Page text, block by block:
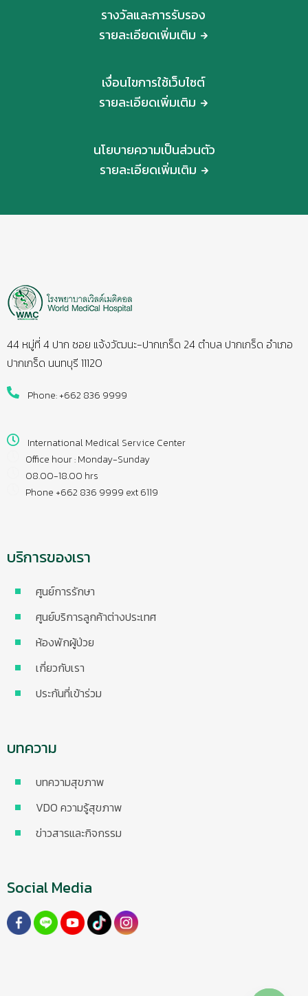
รางวัลและการรับรอง
รายละเอียดเพิ่มเติม
เงื่อนไขการใช้เว็บไซต์
รายละเอียดเพิ่มเติม
นโยบายความเป็นส่วนตัว
รายละเอียดเพิ่มเติม
44 หมู่ที่ 4 ปาก ซอย แจ้งวัฒนะ-ปากเกร็ด 24 ตำบล ปากเกร็ด อำเภอ
ปากเกร็ด นนทบุรี 11120
Phone: +662 836 9999
International Medical Service Center
Office hour : Monday-Sunday
08.00-18.00 hrs
Phone +662 836 9999 ext 6119
บริการของเรา
ศูนย์การรักษา
ศูนย์บริการลูกค้าต่างประเทศ
ห้องพักผู้ป่วย
เกี่ยวกับเรา
ประกันที่เข้าร่วม
บทความ
บทความสุขภาพ
VDO ความรู้สุขภาพ
ข่าวสารและกิจกรรม
Social Media